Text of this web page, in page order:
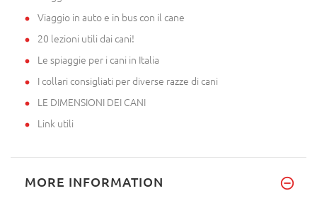
Viaggio in auto e in bus con il cane
20 lezioni utili dai cani!
Le spiaggie per i cani in Italia
I collari consigliati per diverse razze di cani
LE DIMENSIONI DEI CANI
Link utili
MORE INFORMATION